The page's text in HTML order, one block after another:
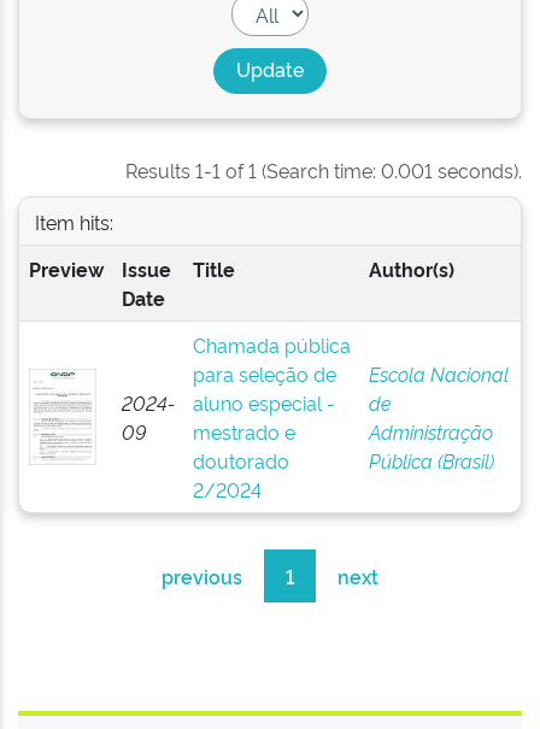
Results 1-1 of 1 (Search time: 0.001 seconds).
Item hits:
Preview
Issue
Date
Title Author(s)
2024-
09
Chamada pública
para seleção de
aluno especial -
mestrado e
doutorado
2/2024
Escola Nacional
de
Administração
Pública (Brasil)
previous 1 next